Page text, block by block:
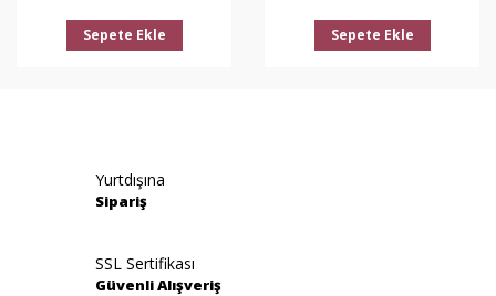
Sepete Ekle Sepete Ekle
Yurtdışına
Sipariş
SSL Sertifikası
Güvenli Alışveriş